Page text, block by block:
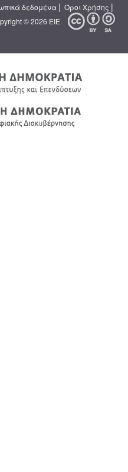
δεδομένα | Όροι Χρήσης |
© 2026 ΕΙΕ